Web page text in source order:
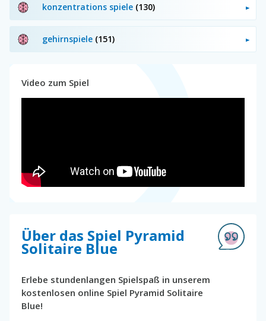
konzentrations spiele (130)
gehirnspiele (151)
Video zum Spiel
Über das Spiel Pyramid
Solitaire Blue
Erlebe stundenlangen Spielspaß in unserem
kostenlosen online Spiel Pyramid Solitaire
Blue!